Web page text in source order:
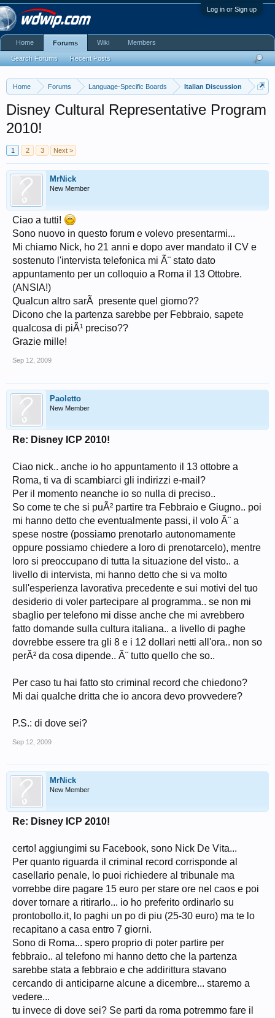
Log in or Sign up
Home Forums Language-Specific Boards Italian Discussion
Disney Cultural Representative Program
2010!
1 2 3 Next >
MrNick
New Member
Ciao a tutti!
Sono nuovo in questo forum e volevo presentarmi...
Mi chiamo Nick, ho 21 anni e dopo aver mandato il CV e
sostenuto l'intervista telefonica mi Ã¨ stato dato
appuntamento per un colloquio a Roma il 13 Ottobre.
(ANSIA!)
Qualcun altro sarÃ presente quel giorno??
Dicono che la partenza sarebbe per Febbraio, sapete
qualcosa di piÃ¹ preciso??
Grazie mille!
Sep 12, 2009
Paoletto
New Member
Re: Disney ICP 2010!
Ciao nick.. anche io ho appuntamento il 13 ottobre a
Roma, ti va di scambiarci gli indirizzi e-mail?
Per il momento neanche io so nulla di preciso..
So come te che si puÃ² partire tra Febbraio e Giugno.. poi
mi hanno detto che eventualmente passi, il volo Ã¨ a
spese nostre (possiamo prenotarlo autonomamente
oppure possiamo chiedere a loro di prenotarcelo), mentre
loro si preoccupano di tutta la situazione del visto.. a
livello di intervista, mi hanno detto che si va molto
sull'esperienza lavorativa precedente e sui motivi del tuo
desiderio di voler partecipare al programma.. se non mi
sbaglio per telefono mi disse anche che mi avrebbero
fatto domande sulla cultura italiana.. a livello di paghe
dovrebbe essere tra gli 8 e i 12 dollari netti all'ora.. non so
perÃ² da cosa dipende.. Ã¨ tutto quello che so..
Per caso tu hai fatto sto criminal record che chiedono?
Mi dai qualche dritta che io ancora devo provvedere?
P.S.: di dove sei?
Sep 12, 2009
MrNick
New Member
Re: Disney ICP 2010!
certo! aggiungimi su Facebook, sono Nick De Vita...
Per quanto riguarda il criminal record corrisponde al
casellario penale, lo puoi richiedere al tribunale ma
vorrebbe dire pagare 15 euro per stare ore nel caos e poi
dover tornare a ritirarlo... io ho preferito ordinarlo su
prontobollo.it, lo paghi un po di piu (25-30 euro) ma te lo
recapitano a casa entro 7 giorni.
Sono di Roma... spero proprio di poter partire per
febbraio.. al telefono mi hanno detto che la partenza
sarebbe stata a febbraio e che addirittura stavano
cercando di anticiparne alcune a dicembre... staremo a
vedere...
tu invece di dove sei? Se parti da roma potremmo fare il
Home Forums
Search Forums Recent Posts
Wiki Members